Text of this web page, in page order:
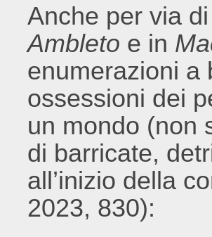
Anche per via
Ambleto e in
enumerazioni a
ossessioni dei
un mondo (non
di barricate,
all’inizio della
2023, 830):